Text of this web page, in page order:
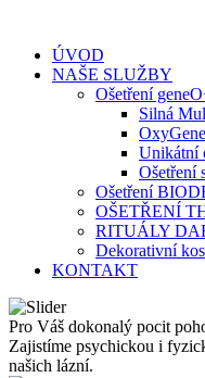
contentÚVOD
NAŠE SLUŽBY
Ošetření
Silná
Unikátní
Ošetření
Ošetření
OŠETŘENÍ
RITUÁLY
Dekorativní
KONTAKT
Pro Váš dokonalý pocit
Zajistíme psychickou i
našich lázní.